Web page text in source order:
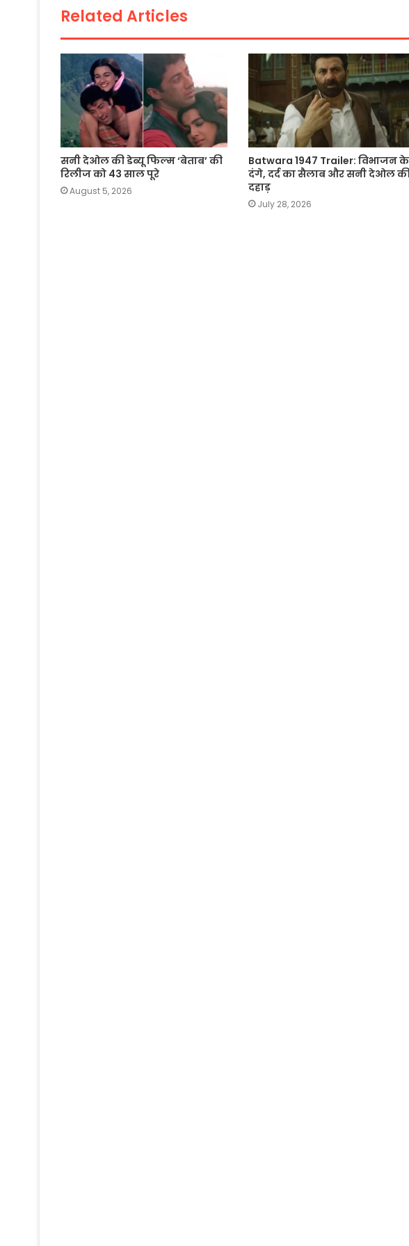
k
Related Articles
सनी देओल की डेब्यू फिल्म ‘बेताब’ की
रिलीज को 43 साल पूरे
August 5, 2026
Batwara 1947 Trailer: विभाजन के
दंगे, दर्द का सैलाब और सनी देओल
दहाड़
July 28, 2026